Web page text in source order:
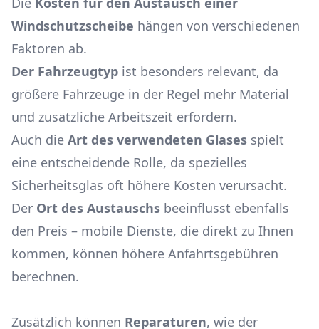
Windschutzscheibe hängen von verschiedenen
Faktoren ab.
Der Fahrzeugtyp ist besonders relevant, da
größere Fahrzeuge in der Regel mehr Material
und zusätzliche Arbeitszeit erfordern.
Auch die Art des verwendeten Glases spielt
eine entscheidende Rolle, da spezielles
Sicherheitsglas oft höhere Kosten verursacht.
Der Ort des Austauschs beeinflusst ebenfalls
den Preis – mobile Dienste, die direkt zu Ihnen
kommen, können höhere Anfahrtsgebühren
berechnen.
Zusätzlich können Reparaturen, wie der